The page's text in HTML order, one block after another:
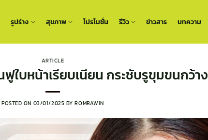
รูปร่าง สุขภาพ โปรโมชั่น รีวิว ข่าวสาร บทความ
ARTICLE
ใบหน้าเรียบเนียน กระชับรูขุมขนกว้าง
POSTED ON 03/01/2025 BYROMRAWIN